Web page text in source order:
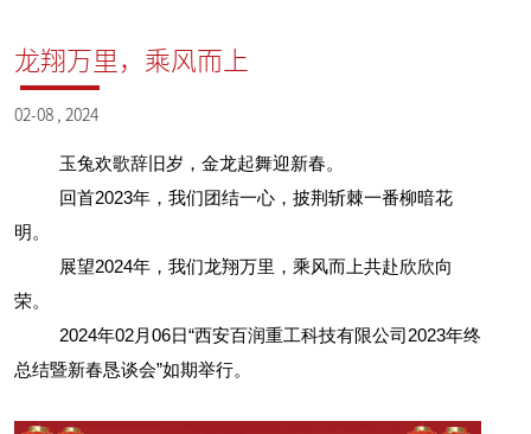
龙翔万里，乘风而上
02-08 , 2024
玉兔欢歌辞旧岁，金龙起舞迎新春。
回首2023年，我们团结一心，披荆斩棘一番柳暗花
明。
展望2024年，我们龙翔万里，乘风而上共赴欣欣向
荣。
2024年02月06日“西安百润重工科技有限公司2023年终
总结暨新春恳谈会”如期举行。